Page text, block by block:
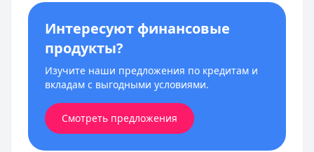
Интересуют финансовые
продукты?
Изучите наши предложения по кредитам и
вкладам с выгодными условиями.
Смотреть предложения